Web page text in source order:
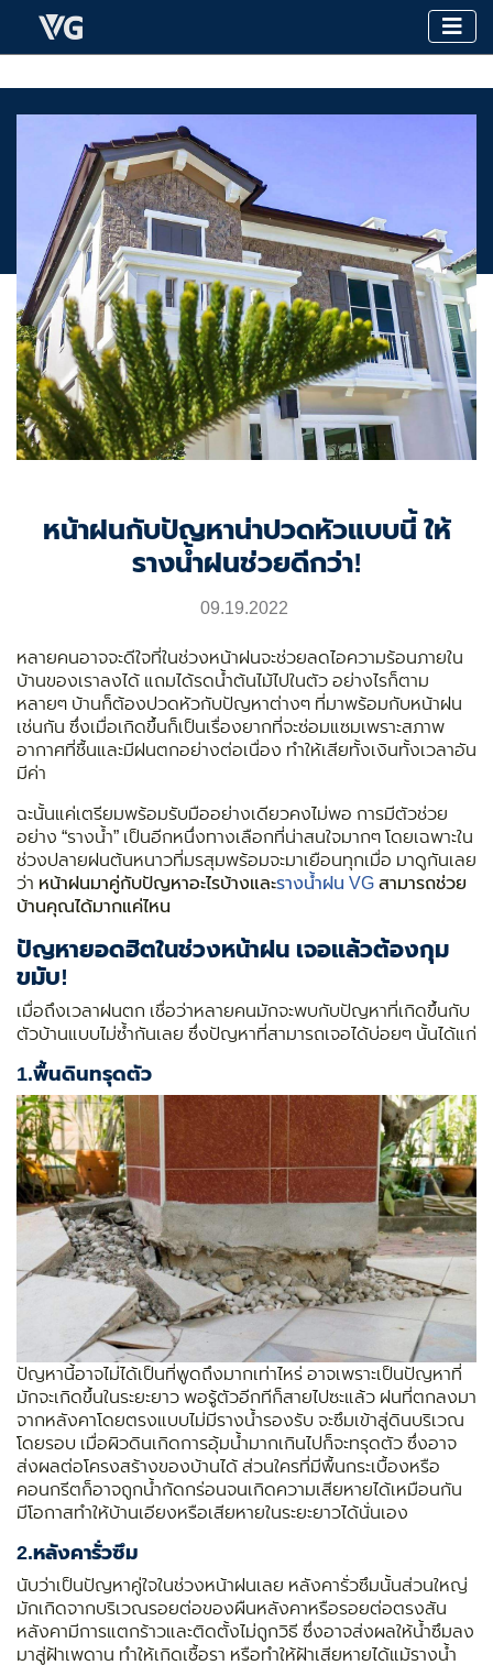
หน้าฝนกับปัญหาน่าปวดหัวแบบนี้ ให้
รางน้ำฝนช่วยดีกว่า!
09.19.2022
หลายคนอาจจะดีใจที่ในช่วงหน้าฝนจะช่วยลดไอความร้อนภายใน
บ้านของเราลงได้ แถมได้รดน้ำต้นไม้ไปในตัว อย่างไรก็ตาม
หลายๆ บ้านก็ต้องปวดหัวกับปัญหาต่างๆ ที่มาพร้อมกับหน้าฝน
เช่นกัน ซึ่งเมื่อเกิดขึ้นก็เป็นเรื่องยากที่จะซ่อมแซมเพราะสภาพ
อากาศที่ชื้นและมีฝนตกอย่างต่อเนื่อง ทำให้เสียทั้งเงินทั้งเวลาอัน
มีค่า
ฉะนั้นแค่เตรียมพร้อมรับมืออย่างเดียวคงไม่พอ การมีตัวช่วย
อย่าง “รางน้ำ” เป็นอีกหนึ่งทางเลือกที่น่าสนใจมากๆ โดยเฉพาะใน
ช่วงปลายฝนต้นหนาวที่มรสุมพร้อมจะมาเยือนทุกเมื่อ มาดูกันเลย
ว่า หน้าฝนมาคู่กับปัญหาอะไรบ้างและรางน้ำฝน VG สามารถช่วย
บ้านคุณได้มากแค่ไหน
ปัญหายอดฮิตในช่วงหน้าฝน เจอแล้วต้องกุม
ขมับ!
เมื่อถึงเวลาฝนตก เชื่อว่าหลายคนมักจะพบกับปัญหาที่เกิดขึ้นกับ
ตัวบ้านแบบไม่ซ้ำกันเลย ซึ่งปัญหาที่สามารถเจอได้บ่อยๆ นั้นได้แก่
1.พื้นดินทรุดตัว
ปัญหานี้อาจไม่ได้เป็นที่พูดถึงมากเท่าไหร่ อาจเพราะเป็นปัญหาที่
มักจะเกิดขึ้นในระยะยาว พอรู้ตัวอีกทีก็สายไปซะแล้ว ฝนที่ตกลงมา
จากหลังคาโดยตรงแบบไม่มีรางน้ำรองรับ จะซึมเข้าสู่ดินบริเวณ
โดยรอบ เมื่อผิวดินเกิดการอุ้มน้ำมากเกินไปก็จะทรุดตัว ซึ่งอาจ
ส่งผลต่อโครงสร้างของบ้านได้ ส่วนใครที่มีพื้นกระเบื้องหรือ
คอนกรีตก็อาจถูกน้ำกัดกร่อนจนเกิดความเสียหายได้เหมือนกัน
มีโอกาสทำให้บ้านเอียงหรือเสียหายในระยะยาวได้นั่นเอง
2.หลังคารั่วซึม
นับว่าเป็นปัญหาคู่ใจในช่วงหน้าฝนเลย หลังคารั่วซึมนั้นส่วนใหญ่
มักเกิดจากบริเวณรอยต่อของผืนหลังคาหรือรอยต่อตรงสัน
หลังคามีการแตกร้าวและติดตั้งไม่ถูกวิธี ซึ่งอาจส่งผลให้น้ำซึมลง
มาสู่ฝ้าเพดาน ทำให้เกิดเชื้อรา หรือทำให้ฝ้าเสียหายได้แม้รางน้ำ